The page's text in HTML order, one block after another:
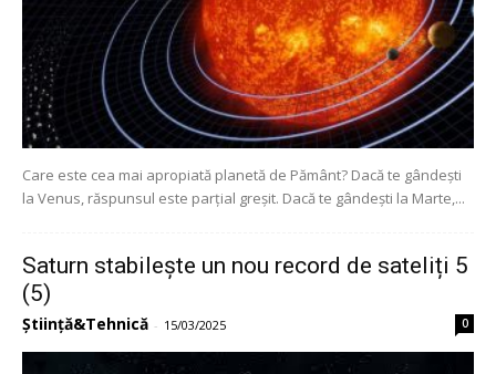
Care este cea mai apropiată planetă de Pământ? Dacă te gândești
la Venus, răspunsul este parțial greșit. Dacă te gândești la Marte,...
Saturn stabilește un nou record de sateliți 5
(5)
Știință&Tehnică - 15/03/2025 0